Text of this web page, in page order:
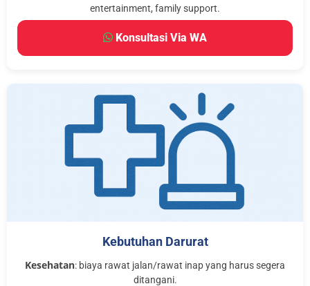
entertainment, family support.
Konsultasi Via WA
Kebutuhan Darurat
Kesehatan: biaya rawat jalan/rawat inap yang harus segera
ditangani.